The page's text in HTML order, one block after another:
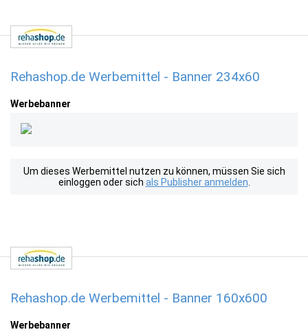
Rehashop.de Werbemittel - Banner 234x60
Werbebanner
Um dieses Werbemittel nutzen zu können, müssen Sie sich
einloggen oder sich als Publisher anmelden
Rehashop.de Werbemittel - Banner 160x600
Werbebanner